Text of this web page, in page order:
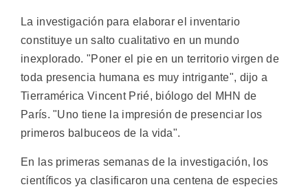
La investigación para elaborar el inventario
constituye un salto cualitativo en un mundo
inexplorado. "Poner el pie en un territorio virgen de
toda presencia humana es muy intrigante", dijo a
Tierramérica Vincent Prié, biólogo del MHN de
París. "Uno tiene la impresión de presenciar los
primeros balbuceos de la vida".
En las primeras semanas de la investigación, los
científicos ya clasificaron una centena de especies